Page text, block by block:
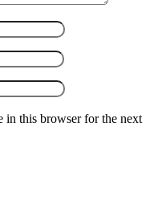
in this browser for the next